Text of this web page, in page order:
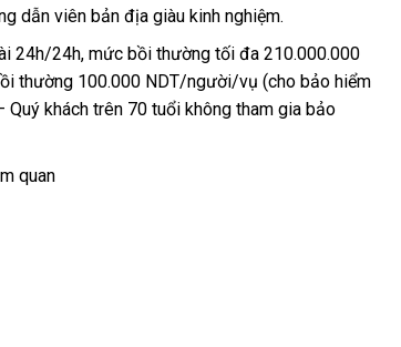
dẫn viên bản địa giàu kinh nghiệm.
24h/24h, mức bồi thường tối đa 210.000.000
thường 100.000 NDT/người/vụ (cho bảo hiểm
khách trên 70 tuổi không tham gia bảo
quan